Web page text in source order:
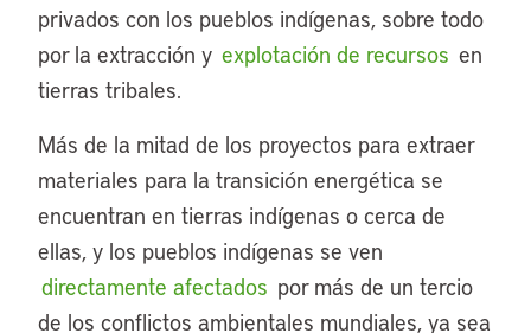
privados con los pueblos indígenas, sobre todo
por la extracción y explotación de recursos en
tierras tribales.
Más de la mitad de los proyectos para extraer
materiales para la transición energética se
encuentran en tierras indígenas o cerca de
ellas, y los pueblos indígenas se ven
directamente afectados por más de un tercio
de los conflictos ambientales mundiales, ya sea